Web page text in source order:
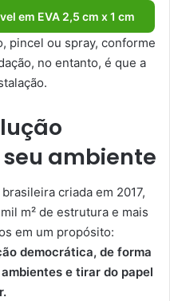
em EVA 2,5 cm x 1 cm
pincel ou spray, conforme
no entanto, é que a
ambiente
criada em 2017,
m² de estrutura e mais
em um propósito:
democrática, de forma
e tirar do papel